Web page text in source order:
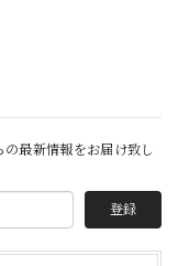
最新情報をお届け致し
登録